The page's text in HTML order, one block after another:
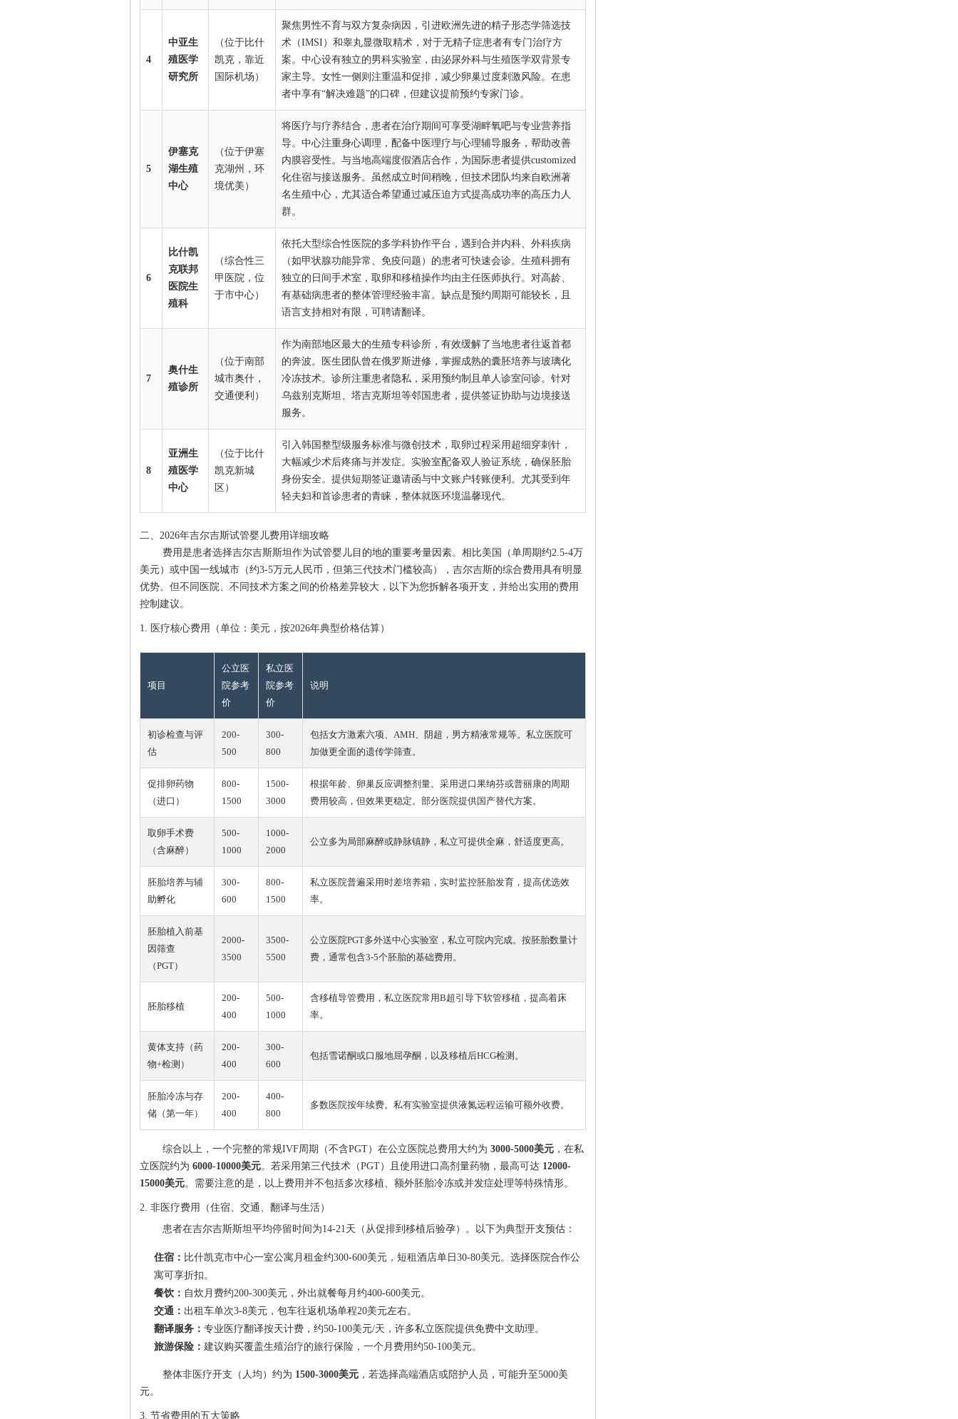
4
中亚生
殖医学
研究所
（位于比什
凯克，靠近
国际机场）
聚焦男性不育与双方复杂病因，引进欧洲先进的精子形态学筛选技
术（IMSI）和睾丸显微取精术，对于无精子症患者有专门治疗方
案。中心设有独立的男科实验室，由泌尿外科与生殖医学双背景专
家主导。女性一侧则注重温和促排，减少卵巢过度刺激风险。在患
者中享有“解决难题”的口碑，但建议提前预约专家门诊。
5
伊塞克
湖生殖
中心
（位于伊塞
克湖州，环
境优美）
将医疗与疗养结合，患者在治疗期间可享受湖畔氧吧与专业营养指
导。中心注重身心调理，配备中医理疗与心理辅导服务，帮助改善
内膜容受性。与当地高端度假酒店合作，为国际患者提供customized
化住宿与接送服务。虽然成立时间稍晚，但技术团队均来自欧洲著
名生殖中心，尤其适合希望通过减压迫方式提高成功率的高压力人
群。
6
比什凯
克联邦
医院生
殖科
（综合性三
甲医院，位
于市中心）
依托大型综合性医院的多学科协作平台，遇到合并内科、外科疾病
（如甲状腺功能异常、免疫问题）的患者可快速会诊。生殖科拥有
独立的日间手术室，取卵和移植操作均由主任医师执行。对高龄、
有基础病患者的整体管理经验丰富。缺点是预约周期可能较长，且
语言支持相对有限，可聘请翻译。
7
奥什生
殖诊所
（位于南部
城市奥什，
交通便利）
作为南部地区最大的生殖专科诊所，有效缓解了当地患者往返首都
的奔波。医生团队曾在俄罗斯进修，掌握成熟的囊胚培养与玻璃化
冷冻技术。诊所注重患者隐私，采用预约制且单人诊室问诊。针对
乌兹别克斯坦、塔吉克斯坦等邻国患者，提供签证协助与边境接送
服务。
8
亚洲生
殖医学
中心
（位于比什
凯克新城
区）
引入韩国整型级服务标准与微创技术，取卵过程采用超细穿刺针，
大幅减少术后疼痛与并发症。实验室配备双人验证系统，确保胚胎
身份安全。提供短期签证邀请函与中文账户转账便利。尤其受到年
轻夫妇和首诊患者的青睐，整体就医环境温馨现代。
二、2026年吉尔吉斯试管婴儿费用详细攻略
费用是患者选择吉尔吉斯斯坦作为试管婴儿目的地的重要考量因素。相比美国（单周期约2.5-4万
美元）或中国一线城市（约3-5万元人民币，但第三代技术门槛较高），吉尔吉斯的综合费用具有明显
优势。但不同医院、不同技术方案之间的价格差异较大，以下为您拆解各项开支，并给出实用的费用
控制建议。
1. 医疗核心费用（单位：美元，按2026年典型价格估算）
项目
公立医
院参考
价
私立医
院参考
价
说明
初诊检查与评
估
200-
500
300-
800
包括女方激素六项、AMH、阴超，男方精液常规等。私立医院可
加做更全面的遗传学筛查。
促排卵药物
（进口）
800-
1500
1500-
3000
根据年龄、卵巢反应调整剂量。采用进口果纳芬或普丽康的周期
费用较高，但效果更稳定。部分医院提供国产替代方案。
取卵手术费
（含麻醉）
500-
1000
1000-
2000
公立多为局部麻醉或静脉镇静，私立可提供全麻，舒适度更高。
胚胎培养与辅
助孵化
300-
600
800-
1500
私立医院普遍采用时差培养箱，实时监控胚胎发育，提高优选效
率。
胚胎植入前基
因筛查
（PGT）
2000-
3500
3500-
5500
公立医院PGT多外送中心实验室，私立可院内完成。按胚胎数量计
费，通常包含3-5个胚胎的基础费用。
胚胎移植
200-
400
500-
1000
含移植导管费用，私立医院常用B超引导下软管移植，提高着床
率。
黄体支持（药
物+检测）
200-
400
300-
600
包括雪诺酮或口服地屈孕酮，以及移植后HCG检测。
胚胎冷冻与存
储（第一年）
200-
400
400-
800
多数医院按年续费。私有实验室提供液氮远程运输可额外收费。
综合以上，一个完整的常规IVF周期（不含PGT）在公立医院总费用大约为 3000-5000美元 ，在私
立医院约为 6000-10000美元。若采用第三代技术（PGT）且使用进口高剂量药物，最高可达 12000-
15000美元。需要注意的是，以上费用并不包括多次移植、额外胚胎冷冻或并发症处理等特殊情形。
2. 非医疗费用（住宿、交通、翻译与生活）
患者在吉尔吉斯斯坦平均停留时间为14-21天（从促排到移植后验孕）。以下为典型开支预估：
住宿： 比什凯克市中心一室公寓月租金约300-600美元，短租酒店单日30-80美元。选择医院合作公
寓可享折扣。
餐饮： 自炊月费约200-300美元，外出就餐每月约400-600美元。
交通： 出租车单次3-8美元，包车往返机场单程20美元左右。
翻译服务： 专业医疗翻译按天计费，约50-100美元/天，许多私立医院提供免费中文助理。
旅游保险： 建议购买覆盖生殖治疗的旅行保险，一个月费用约50-100美元。
整体非医疗开支（人均）约为 1500-3000美元 ，若选择高端酒店或陪护人员，可能升至5000美
元。
3. 节省费用的五大策略